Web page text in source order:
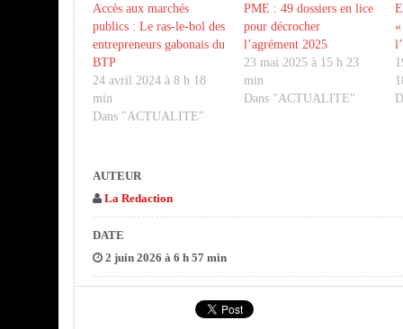
Accès aux marchés
publics : Le ras-le-bol des
entrepreneurs gabonais du
BTP
24 avril 2024 à 8 h 18
min
Dans "ACTUALITE"
PME : 49 dossiers en lice
pour décrocher
l’agrément 2025
23 mai 2025 à 15 h 23
min
Dans "ACTUALITE"
AUTEUR
La Redaction
DATE
2 juin 2026 à 6 h 57 min